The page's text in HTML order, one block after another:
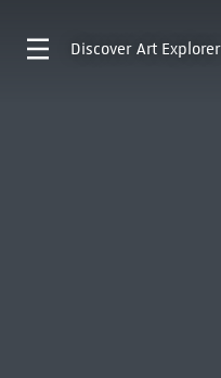
Discover Art Explorer